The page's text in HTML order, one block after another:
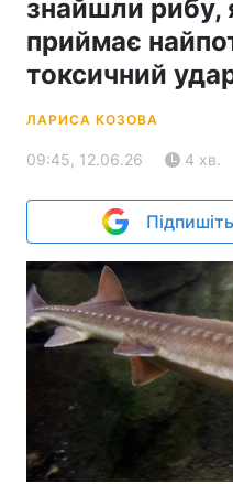
знайшли
приймає
токсичний
ЛАРИСА КОЗОВА
09:45, 12.06.26 4 хв.